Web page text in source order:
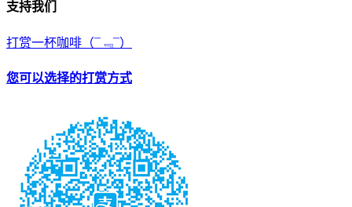
支持我们
打赏一杯咖啡 （¯﹃¯）
您可以选择的打赏方式